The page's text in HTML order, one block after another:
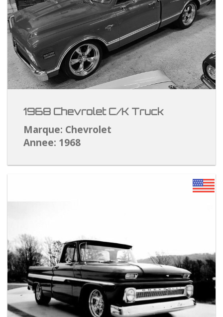
1968 Chevrolet C/K Truck
Marque: Chevrolet
Annee: 1968